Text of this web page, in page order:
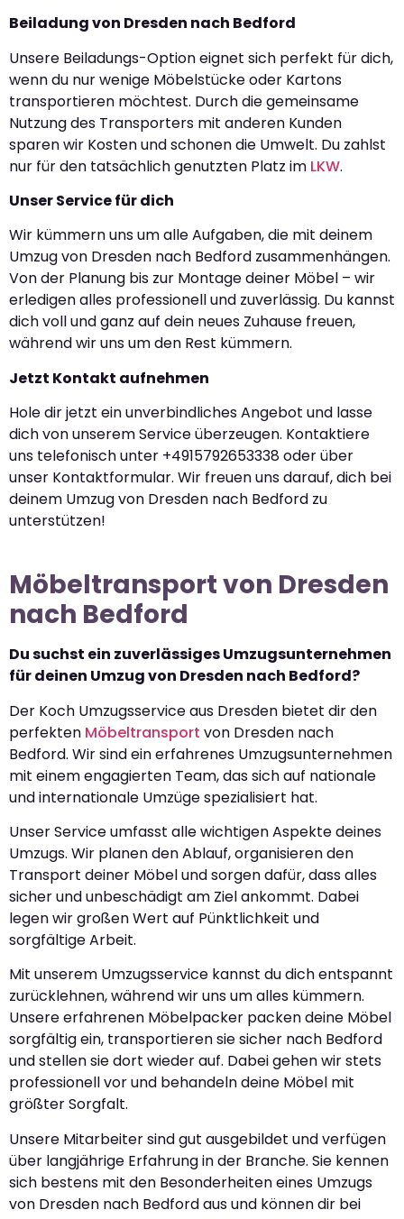
Beiladung von Dresden nach Bedford
Unsere Beiladungs-Option eignet sich perfekt für dich,
wenn du nur wenige Möbelstücke oder Kartons
transportieren möchtest. Durch die gemeinsame
Nutzung des Transporters mit anderen Kunden
sparen wir Kosten und schonen die Umwelt. Du zahlst
nur für den tatsächlich genutzten Platz im LKW.
Unser Service für dich
Wir kümmern uns um alle Aufgaben, die mit deinem
Umzug von Dresden nach Bedford zusammenhängen.
Von der Planung bis zur Montage deiner Möbel – wir
erledigen alles professionell und zuverlässig. Du kannst
dich voll und ganz auf dein neues Zuhause freuen,
während wir uns um den Rest kümmern.
Jetzt Kontakt aufnehmen
Hole dir jetzt ein unverbindliches Angebot und lasse
dich von unserem Service überzeugen. Kontaktiere
uns telefonisch unter +4915792653338 oder über
unser Kontaktformular. Wir freuen uns darauf, dich bei
deinem Umzug von Dresden nach Bedford zu
unterstützen!
Möbeltransport von Dresden
nach Bedford
Du suchst ein zuverlässiges Umzugsunternehmen
für deinen Umzug von Dresden nach Bedford?
Der Koch Umzugsservice aus Dresden bietet dir den
perfekten Möbeltransport von Dresden nach
Bedford. Wir sind ein erfahrenes Umzugsunternehmen
mit einem engagierten Team, das sich auf nationale
und internationale Umzüge spezialisiert hat.
Unser Service umfasst alle wichtigen Aspekte deines
Umzugs. Wir planen den Ablauf, organisieren den
Transport deiner Möbel und sorgen dafür, dass alles
sicher und unbeschädigt am Ziel ankommt. Dabei
legen wir großen Wert auf Pünktlichkeit und
sorgfältige Arbeit.
Mit unserem Umzugsservice kannst du dich entspannt
zurücklehnen, während wir uns um alles kümmern.
Unsere erfahrenen Möbelpacker packen deine Möbel
sorgfältig ein, transportieren sie sicher nach Bedford
und stellen sie dort wieder auf. Dabei gehen wir stets
professionell vor und behandeln deine Möbel mit
größter Sorgfalt.
Unsere Mitarbeiter sind gut ausgebildet und verfügen
über langjährige Erfahrung in der Branche. Sie kennen
sich bestens mit den Besonderheiten eines Umzugs
von Dresden nach Bedford aus und können dir bei